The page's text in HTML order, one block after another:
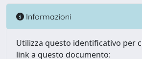
Informazioni
Utilizza questo identificativo per
link a questo documento: